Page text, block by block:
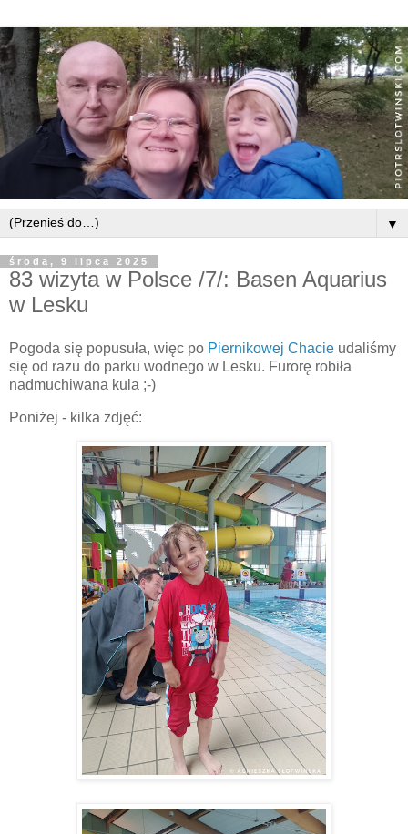
▼
środa, 9 lipca 2025
83 wizyta w Polsce /7/: Basen Aquarius
w Lesku
Pogoda się popusuła, więc po Piernikowej Chacie udaliśmy
się od razu do parku wodnego w Lesku. Furorę robiła
nadmuchiwana kula ;-)
Poniżej - kilka zdjęć: